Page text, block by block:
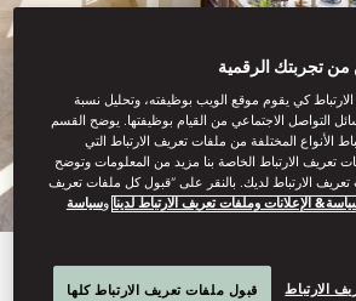
تجربتك الرقمية
كي يقوم موقع الويب بوظيفته، وتحليل نسبة
التواصل الاجتماعي من القيام بوظيفتها. يوضح القسم
الأنواع المختلفة من ملفات تعريف الارتباط التي
تعريف الارتباط الخاصة بنا مزيد من المعلومات وتوضح
تعريف الارتباط لديك. بالنقر على “قبول كل ملفات تعريف
الإعلانات وملفات تعريف الارتباط لدينا وسياسة
الارتباط قبول ملفات تعريف الارتباط كلها